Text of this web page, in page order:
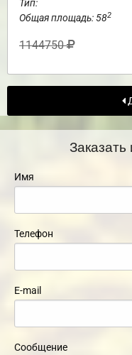
Тип:
Общая площадь: 582
1144750
Имя
Телефон
E-mail
Сообщение